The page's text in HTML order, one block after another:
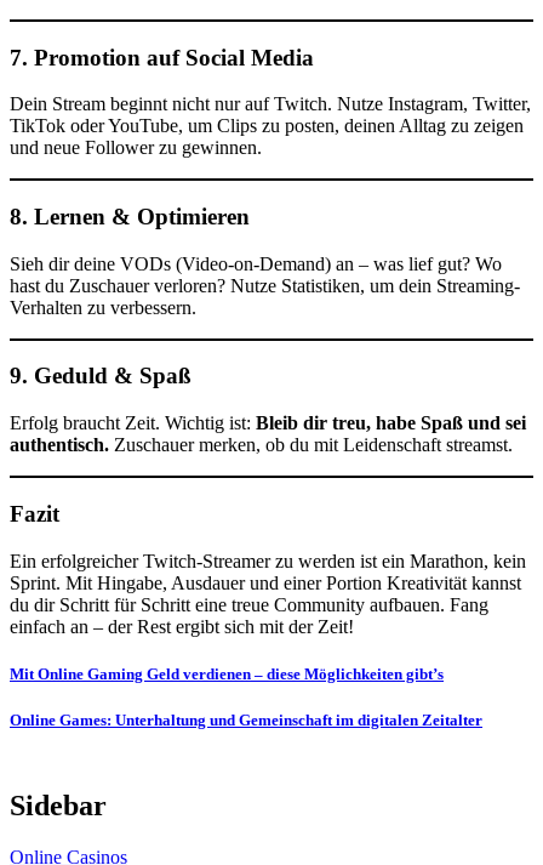
7. Promotion auf Social Media
Dein Stream beginnt nicht nur auf Twitch. Nutze Instagram, Twitter,
TikTok oder YouTube, um Clips zu posten, deinen Alltag zu zeigen
und neue Follower zu gewinnen.
8. Lernen & Optimieren
Sieh dir deine VODs (Video-on-Demand) an – was lief gut? Wo
hast du Zuschauer verloren? Nutze Statistiken, um dein Streaming-
Verhalten zu verbessern.
9. Geduld & Spaß
Erfolg braucht Zeit. Wichtig ist: Bleib dir treu, habe Spaß und sei
authentisch. Zuschauer merken, ob du mit Leidenschaft streamst.
Fazit
Ein erfolgreicher Twitch-Streamer zu werden ist ein Marathon, kein
Sprint. Mit Hingabe, Ausdauer und einer Portion Kreativität kannst
du dir Schritt für Schritt eine treue Community aufbauen. Fang
einfach an – der Rest ergibt sich mit der Zeit!
Post
navigation
Mit Online Gaming Geld verdienen – diese Möglichkeiten gibt’s
Online Games: Unterhaltung und Gemeinschaft im digitalen Zeitalter
Sidebar
Online Casinos